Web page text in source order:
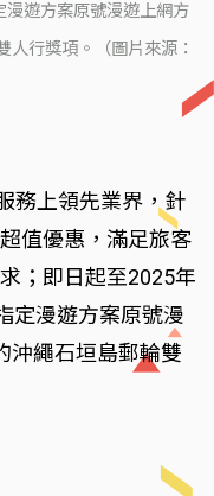
遊方案原號漫遊上網方
行獎項。（圖片來源：
務上領先業界，針
值優惠，滿足旅客
；即日起至2025年
定漫遊方案原號漫
沖繩石垣島郵輪雙